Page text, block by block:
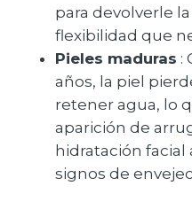
para devolverle
flexibilidad que
Pieles maduras :
años, la piel
retener agua, lo
aparición de
hidratación facial
signos de